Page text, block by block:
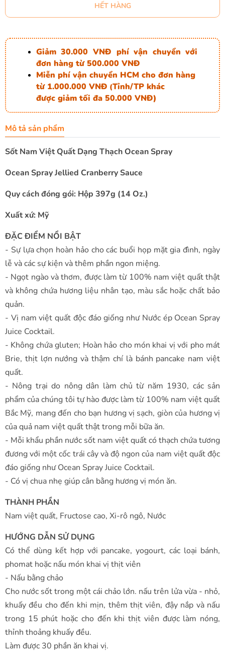
HẾT HÀNG
Giảm 30.000 VNĐ phí vận chuyển với
đơn hàng từ 500.000 VNĐ
Miễn phí vận chuyển HCM cho đơn hàng
từ 1.000.000 VNĐ (Tỉnh/TP khác
được giảm tối đa 50.000 VNĐ)
Mô tả sản phẩm
Sốt Nam Việt Quất Dạng Thạch Ocean Spray
Ocean Spray Jellied Cranberry Sauce
Quy cách đóng gói: Hộp 397g (14 Oz.)
Xuất xứ: Mỹ
ĐẶC ĐIỂM NỔI BẬT
- Sự lựa chọn hoàn hảo cho các buổi họp mặt gia đình, ngày
lễ và các sự kiện và thêm phần ngon miệng.
- Ngọt ngào và thơm, được làm từ 100% nam việt quất thật
và không chứa hương liệu nhân tạo, màu sắc hoặc chất bảo
quản.
- Vị nam việt quất độc đáo giống như Nước ép Ocean Spray
Juice Cocktail.
- Không chứa gluten; Hoàn hảo cho món khai vị với pho mát
Brie, thịt lợn nướng và thậm chí là bánh pancake nam việt
quất.
- Nông trại do nông dân làm chủ từ năm 1930, các sản
phẩm của chúng tôi tự hào được làm từ 100% nam việt quất
Bắc Mỹ, mang đến cho bạn hương vị sạch, giòn của hương vị
của quả nam việt quất thật trong mỗi bữa ăn.
- Mỗi khẩu phần nước sốt nam việt quất có thạch chứa tương
đương với một cốc trái cây và độ ngon của nam việt quất độc
đáo giống như Ocean Spray Juice Cocktail.
- Có vị chua nhẹ giúp cân bằng hương vị món ăn.
THÀNH PHẦN
Nam việt quất, Fructose cao, Xi-rô ngô, Nước
HƯỚNG DẪN SỬ DỤNG
Có thể dùng kết hợp với pancake, yogourt, các loại bánh,
phomat hoặc nấu món khai vị thịt viên
- Nấu bằng chảo
Cho nước sốt trong một cái chảo lớn. nấu trên lửa vừa - nhỏ,
khuấy đều cho đến khi mịn, thêm thịt viên, đậy nắp và nấu
trong 15 phút hoặc cho đến khi thịt viên được làm nóng,
thỉnh thoảng khuấy đều.
Làm được 30 phần ăn khai vị.